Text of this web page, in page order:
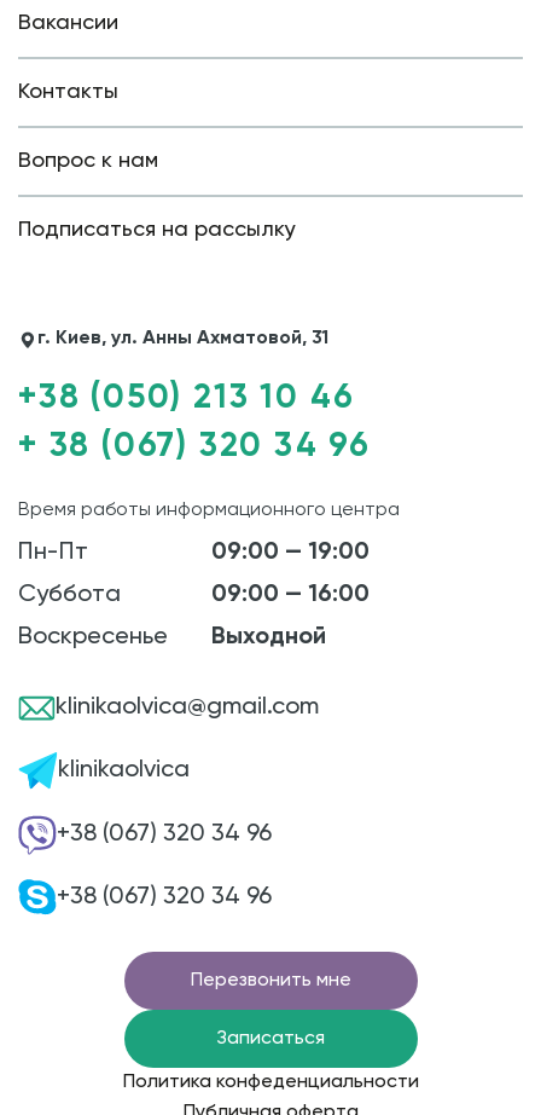
Вакансии
Контакты
Вопрос к нам
Подписаться на рассылку
г. Киев, ул. Анны Ахматовой, 31
+38 (050) 213 10 46
+ 38 (067) 320 34 96
Время работы информационного центра
Пн-Пт
09:00 — 19:00
Суббота
09:00 — 16:00
Воскресенье
Выходной
klinikaolvica@gmail.com
klinikaolvica
+38 (067) 320 34 96
+38 (067) 320 34 96
Перезвонить мне
Записаться
Политика конфеденциальности